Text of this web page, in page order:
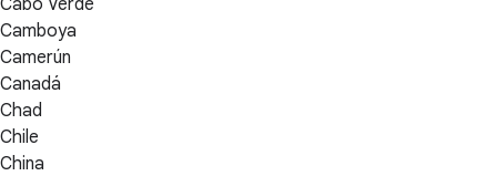
Camboya
Camerún
Canadá
Chad
Chile
China